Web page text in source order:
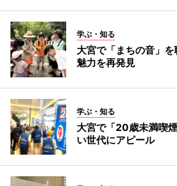
学ぶ・知る
大宮で「まちの音」
魅力を再発見
学ぶ・知る
大宮で「20歳未満喫
い世代にアピール